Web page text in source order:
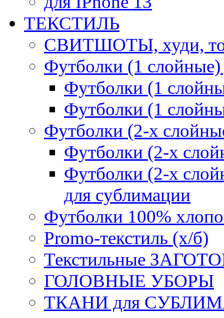
ТЕКСТИЛЬ
СВИТШОТЫ, худи,
Футболки (1
Футболки (1
Футболки (1
Футболки (2-х
Футболки (2-х
Футболки (2-х
для сублимации
Футболки 100%
Promo-текстиль (х/б)
Текстильные
ГОЛОВНЫЕ УБОРЫ
ТКАНИ для